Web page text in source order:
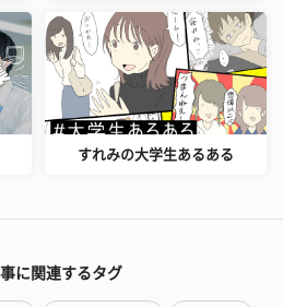
すれみの大学生あるある
に関連するタグ